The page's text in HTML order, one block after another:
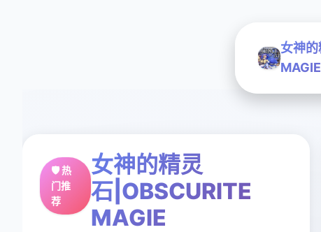
女神
MAGIE
🛡️ 热
门推
荐
女神的精灵
石|OBSCURITE
MAGIE